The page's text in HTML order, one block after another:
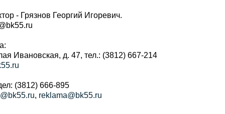
- Грязнов Георгий Игоревич.
Ивановская, д. 47, тел.: (3812) 667-214
(3812) 666-895
, reklama@bk55.ru